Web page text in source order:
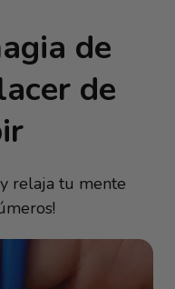
de
de
relaja tu mente